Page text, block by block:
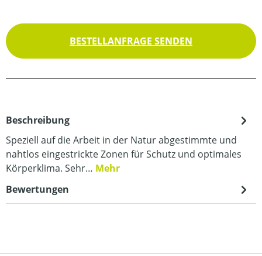
BESTELLANFRAGE SENDEN
Beschreibung
Speziell auf die Arbeit in der Natur abgestimmte und
nahtlos eingestrickte Zonen für Schutz und optimales
Körperklima. Sehr… Mehr
Bewertungen